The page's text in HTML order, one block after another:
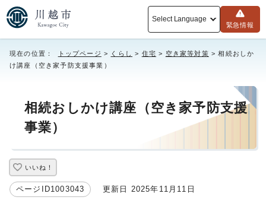
Select Language
緊急情報
現在の位置： トップページ > くらし > 住宅 > 空き家等対策 > 相続おしか
け講座（空き家予防支援事業）
相続おしかけ講座（空き家予防支援
事業）
いいね！
ページID1003043 更新日 2025年11月11日